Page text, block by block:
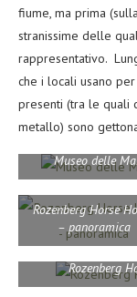
fiume, ma prima
stranissime delle
rappresentativo.
che i locali usano
presenti (tra le quali
metallo) sono
Museo delle
Rozenberg Horse
– panoramica
Rozenberg